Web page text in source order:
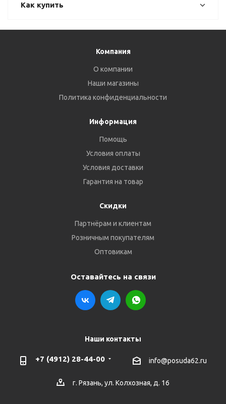
Как купить
Компания
О компании
Наши магазины
Политика конфиденциальности
Информация
Помощь
Условия оплаты
Условия доставки
Гарантия на товар
Скидки
Партнёрам и клиентам
Розничным покупателям
Оптовикам
Оставайтесь на связи
Наши контакты
+7 (4912) 28-44-00 info@posuda62.ru
г. Рязань, ул. Колхозная, д. 16